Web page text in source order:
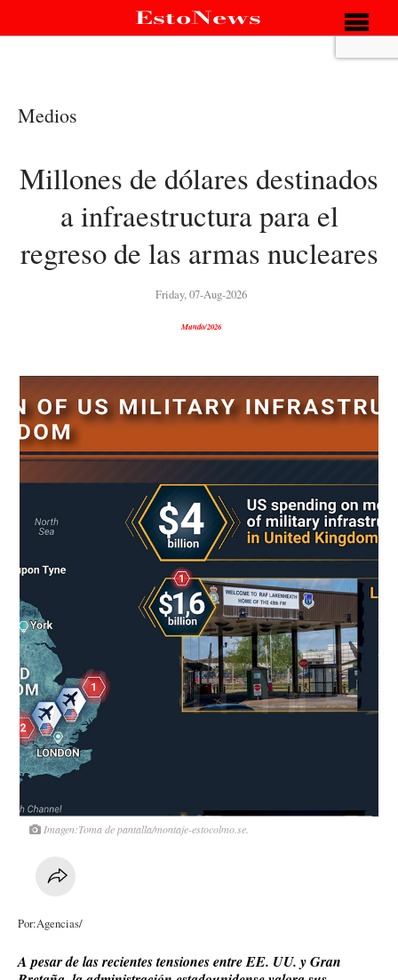
Medios
Millones de dólares destinados
a infraestructura para el
regreso de las armas nucleares
Friday, 07-Aug-2026
Mundo/2026
Imagen:Toma de pantalla/montaje-estocolmo.se.
Por:Agencias/
A pesar de las recientes tensiones entre EE. UU. y Gran